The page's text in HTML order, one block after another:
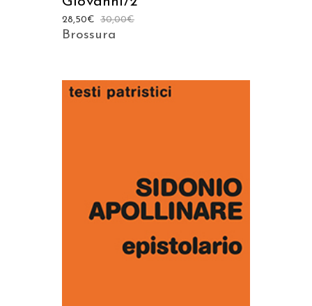
30,00€
28,50€
Brossura
AGGIUNGI AL CARRELLO